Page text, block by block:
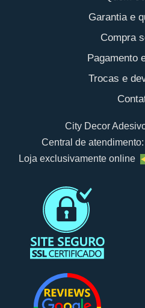
Garantia e
Compra
Pagamento
Trocas e
City Decor
Central de atendimento:
Loja exclusivamente online